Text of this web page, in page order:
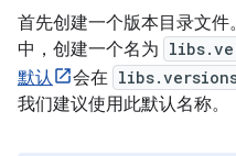
首先创建一个版本目录文件
中，创建一个名为
默认
会在
我们建议使用此默认名称。